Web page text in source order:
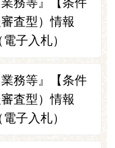
審査型）情報
子入札）
務等』【条件
審査型）情報
子入札）